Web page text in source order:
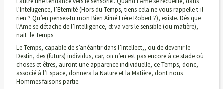
l’Intelligence, l’Eternité (Hors du Temps, tiens cela ne vous rappelle t-il
rien ? Qu’en penses-tu mon Bien Aimé Frère Robert ?), existe. Dès que
l’Ame se détache de l’Intelligence, et va vers le sensible (ou matière),
nait le Temps
Le Temps, capable de s’anéantir dans l’Intellect,, ou de devenir le
Destin, des (futurs) individus, car, on n’en est pas encore à ce stade où
choses et êtres, auront une apparence individuelle, ce Temps, donc,
associé à l’Espace, donnera la Nature et la Matière, dont nous
Hommes faisons partie.